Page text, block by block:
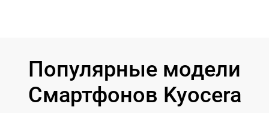
Популярные модели
Смартфонов Kyocera